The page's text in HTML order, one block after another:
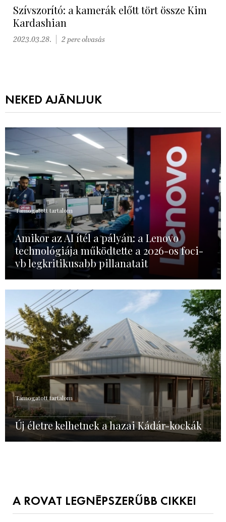
Szívszorító: a kamerák előtt tört össze Kim
Kardashian
2023.03.28. 2 perc olvasás
NEKED AJÁNLJUK
Támogatott tartalom
Amikor az AI ítél a pályán: a Lenovo
technológiája működtette a 2026-os foci-
vb legkritikusabb pillanatait
Támogatott tartalom
Új életre kelhetnek a hazai Kádár-kockák
A ROVAT LEGNÉPSZERŰBB CIKKEI